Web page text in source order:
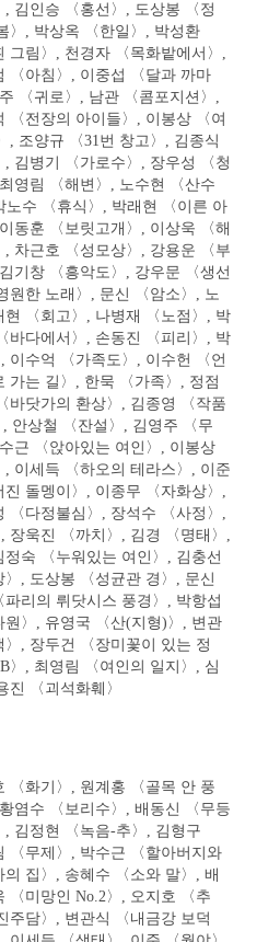
김인승 〈홍선〉, 도상봉 〈정
〉, 박상옥 〈한일〉, 박성환
그림〉, 천경자 〈목화밭에서〉,
〈아침〉, 이중섭 〈달과 까마
〈귀로〉, 남관 〈콤포지션〉,
〈전장의 아이들〉, 이봉상 〈여
, 조양규 〈31번 창고〉, 김종식
, 김병기 〈가로수〉, 장우성 〈청
영림 〈해변〉, 노수현 〈산수
노수 〈휴식〉, 박래현 〈이른 아
동훈 〈보릿고개〉, 이상욱 〈해
차근호 〈성모상〉, 강용운 〈부
기창 〈흥악도〉, 강우문 〈생선
원한 노래〉, 문신 〈암소〉, 노
〈회고〉, 나병재 〈노점〉, 박
바다에서〉, 손동진 〈피리〉, 박
이수억 〈가족도〉, 이수헌 〈언
가는 길〉, 한묵 〈가족〉, 정점
바닷가의 환상〉, 김종영 〈작품
안상철 〈잔설〉, 김영주 〈무
근 〈앉아있는 여인〉, 이봉상
, 이세득 〈하오의 테라스〉, 이준
진 돌멩이〉, 이종무 〈자화상〉,
〈다정불심〉, 장석수 〈사정〉,
장욱진 〈까치〉, 김경 〈명태〉,
숙 〈누워있는 여인〉, 김충선
〉, 도상봉 〈성균관 경〉, 문신
파리의 뤼닷시스 풍경〉, 박항섭
원〉, 유영국 〈산(지형)〉, 변관
, 장두건 〈장미꽃이 있는 정
〉, 최영림 〈여인의 일지〉, 심
진 〈괴석화훼〉
〈화기〉, 원계홍 〈골목 안 풍
염수 〈보리수〉, 배동신 〈무등
김정현 〈녹음-추〉, 김형구
〈무제〉, 박수근 〈할아버지와
집〉, 송혜수 〈소와 말〉, 배
〈미망인 No.2〉, 오지호 〈추
주담〉, 변관식 〈내금강 보덕